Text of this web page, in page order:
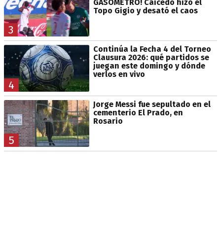
3
GASÓMETRO! Caicedo hizo el
Topo Gigio y desató el caos
4
Continúa la Fecha 4 del Torneo
Clausura 2026: qué partidos se
juegan este domingo y dónde
verlos en vivo
5
Jorge Messi fue sepultado en el
cementerio El Prado, en
Rosario